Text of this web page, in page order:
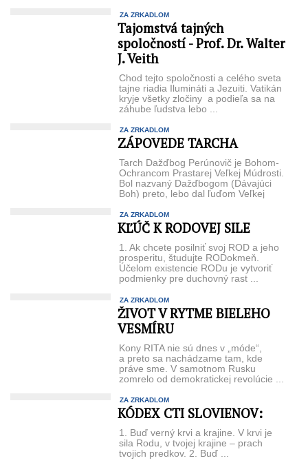
ZA ZRKADLOM
Tajomstvá tajných
spoločností - Prof. Dr. Walter
J. Veith
Chod tejto spoločnosti a celého sveta
tajne riadia Ilumináti a Jezuiti. Vatikán
kryje všetky zločiny a podieľa sa na
záhube ľudstva lebo ...
ZA ZRKADLOM
ZÁPOVEDE TARCHA
Tarch Dažďbog Perúnovič je Bohom-
Ochrancom Prastarej Veľkej Múdrosti.
Bol nazvaný Dažďbogom (Dávajúci
Boh) preto, lebo dal ľuďom Veľkej
ZA ZRKADLOM
KĽÚČ K RODOVEJ SILE
1. Ak chcete posilniť svoj ROD a jeho
prosperitu, študujte RODokmeň.
Účelom existencie RODu je vytvoriť
podmienky pre duchovný rast ...
ZA ZRKADLOM
ŽIVOT V RYTME BIELEHO
VESMÍRU
Kony RITA nie sú dnes v „móde“,
a preto sa nachádzame tam, kde
práve sme. V samotnom Rusku
zomrelo od demokratickej revolúcie ...
ZA ZRKADLOM
KÓDEX CTI SLOVIENOV:
1. Buď verný krvi a krajine. V krvi je
sila Rodu, v tvojej krajine – prach
tvojich predkov. 2. Buď ...